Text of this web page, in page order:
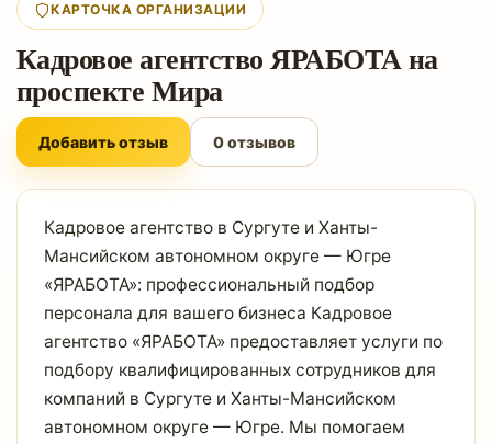
КАРТОЧКА ОРГАНИЗАЦИИ
Кадровое агентство ЯРАБОТА на
проспекте Мира
Добавить отзыв 0 отзывов
Кадровое агентство в Сургуте и Ханты-
Мансийском автономном округе — Югре
«ЯРАБОТА»: профессиональный подбор
персонала для вашего бизнеса Кадровое
агентство «ЯРАБОТА» предоставляет услуги по
подбору квалифицированных сотрудников для
компаний в Сургуте и Ханты-Мансийском
автономном округе — Югре. Мы помогаем